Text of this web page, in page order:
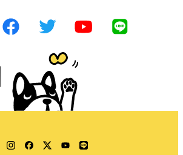
Instagram
Facebook
TwitterYouTube
LINE